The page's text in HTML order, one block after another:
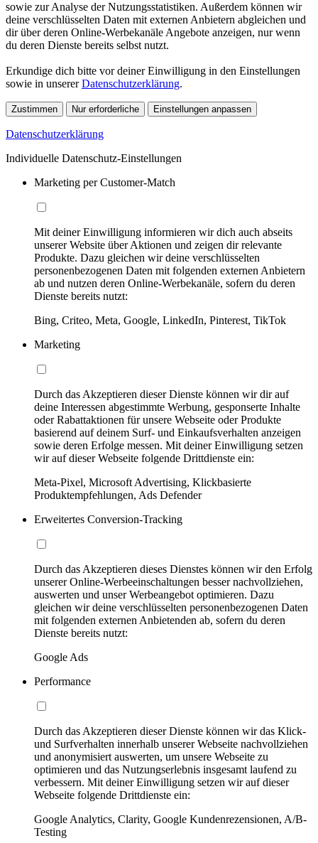
sowie zur Analyse der Nutzungsstatistiken. Außerdem können wir
deine verschlüsselten Daten mit externen Anbietern abgleichen und
dir über deren Online-Werbekanäle Angebote anzeigen, nur wenn
du deren Dienste bereits selbst nutzt.
Erkundige dich bitte vor deiner Einwilligung in den Einstellungen
sowie in unsererDatenschutzerklärung.
Zustimmen Nur erforderliche Einstellungen anpassen
Datenschutzerklärung
Individuelle Datenschutz-Einstellungen
Marketing per Customer-Match
Mit deiner Einwilligung informieren wir dich auch abseits
unserer Website über Aktionen und zeigen dir relevante
Produkte. Dazu gleichen wir deine verschlüsselten
personenbezogenen Daten mit folgenden externen Anbietern
ab und nutzen deren Online-Werbekanäle, sofern du deren
Dienste bereits nutzt:
Bing, Criteo, Meta, Google, LinkedIn, Pinterest, TikTok
Marketing
Durch das Akzeptieren dieser Dienste können wir dir auf
deine Interessen abgestimmte Werbung, gesponserte Inhalte
oder Rabattaktionen für unsere Webseite oder Produkte
basierend auf deinem Surf- und Einkaufsverhalten anzeigen
sowie deren Erfolge messen. Mit deiner Einwilligung setzen
wir auf dieser Webseite folgende Drittdienste ein:
Meta-Pixel, Microsoft Advertising, Klickbasierte
Produktempfehlungen, Ads Defender
Erweitertes Conversion-Tracking
Durch das Akzeptieren dieses Dienstes können wir den Erfolg
unserer Online-Werbeeinschaltungen besser nachvollziehen,
auswerten und unser Werbeangebot optimieren. Dazu
gleichen wir deine verschlüsselten personenbezogenen Daten
mit folgenden externen Anbietenden ab, sofern du deren
Dienste bereits nutzt:
Google Ads
Performance
Durch das Akzeptieren dieser Dienste können wir das Klick-
und Surfverhalten innerhalb unserer Webseite nachvollziehen
und anonymisiert auswerten, um unsere Webseite zu
optimieren und das Nutzungserlebnis insgesamt laufend zu
verbessern. Mit deiner Einwilligung setzen wir auf dieser
Webseite folgende Drittdienste ein:
Google Analytics, Clarity, Google Kundenrezensionen, A/B-
Testing